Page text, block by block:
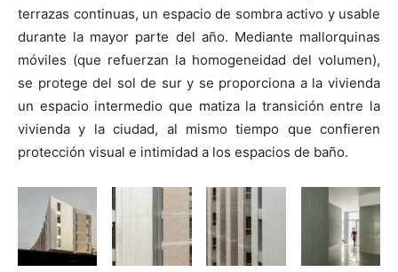
terrazas continuas, un espacio de sombra activo y usable
durante la mayor parte del año. Mediante mallorquinas
móviles (que refuerzan la homogeneidad del volumen),
se protege del sol de sur y se proporciona a la vivienda
un espacio intermedio que matiza la transición entre la
vivienda y la ciudad, al mismo tiempo que confieren
protección visual e intimidad a los espacios de baño.